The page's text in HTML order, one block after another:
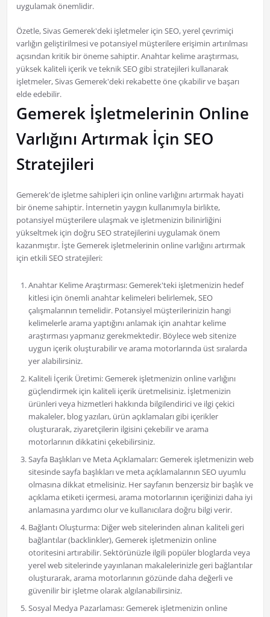
uygulamak önemlidir.
Özetle, Sivas Gemerek'deki işletmeler için SEO, yerel çevrimiçi
varlığın geliştirilmesi ve potansiyel müşterilere erişimin artırılması
açısından kritik bir öneme sahiptir. Anahtar kelime araştırması,
yüksek kaliteli içerik ve teknik SEO gibi stratejileri kullanarak
işletmeler, Sivas Gemerek'deki rekabette öne çıkabilir ve başarı
elde edebilir.
Gemerek İşletmelerinin Online
Varlığını Artırmak İçin SEO
Stratejileri
Gemerek'de işletme sahipleri için online varlığını artırmak hayati
bir öneme sahiptir. İnternetin yaygın kullanımıyla birlikte,
potansiyel müşterilere ulaşmak ve işletmenizin bilinirliğini
yükseltmek için doğru SEO stratejilerini uygulamak önem
kazanmıştır. İşte Gemerek işletmelerinin online varlığını artırmak
için etkili SEO stratejileri:
Anahtar Kelime Araştırması: Gemerek'teki işletmenizin hedef
kitlesi için önemli anahtar kelimeleri belirlemek, SEO
çalışmalarının temelidir. Potansiyel müşterilerinizin hangi
kelimelerle arama yaptığını anlamak için anahtar kelime
araştırması yapmanız gerekmektedir. Böylece web sitenize
uygun içerik oluşturabilir ve arama motorlarında üst sıralarda
yer alabilirsiniz.
Kaliteli İçerik Üretimi: Gemerek işletmenizin online varlığını
güçlendirmek için kaliteli içerik üretmelisiniz. İşletmenizin
ürünleri veya hizmetleri hakkında bilgilendirici ve ilgi çekici
makaleler, blog yazıları, ürün açıklamaları gibi içerikler
oluşturarak, ziyaretçilerin ilgisini çekebilir ve arama
motorlarının dikkatini çekebilirsiniz.
Sayfa Başlıkları ve Meta Açıklamaları: Gemerek işletmenizin web
sitesinde sayfa başlıkları ve meta açıklamalarının SEO uyumlu
olmasına dikkat etmelisiniz. Her sayfanın benzersiz bir başlık ve
açıklama etiketi içermesi, arama motorlarının içeriğinizi daha iyi
anlamasına yardımcı olur ve kullanıcılara doğru bilgi verir.
Bağlantı Oluşturma: Diğer web sitelerinden alınan kaliteli geri
bağlantılar (backlinkler), Gemerek işletmenizin online
otoritesini artırabilir. Sektörünüzle ilgili popüler bloglarda veya
yerel web sitelerinde yayınlanan makalelerinizle geri bağlantılar
oluşturarak, arama motorlarının gözünde daha değerli ve
güvenilir bir işletme olarak algılanabilirsiniz.
Sosyal Medya Pazarlaması: Gemerek işletmenizin online